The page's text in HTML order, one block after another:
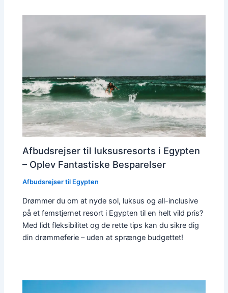
Afbudsrejser til luksusresorts i Egypten
– Oplev Fantastiske Besparelser
Afbudsrejser til Egypten
Drømmer du om at nyde sol, luksus og all-inclusive
på et femstjernet resort i Egypten til en helt vild pris?
Med lidt fleksibilitet og de rette tips kan du sikre dig
din drømmeferie – uden at sprænge budgettet!